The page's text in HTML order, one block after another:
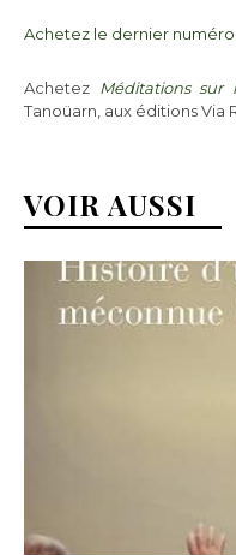
Achetez le dernier
Achetez Méditations sur
Tanoüarn, aux éditions Via
VOIR AUSSI